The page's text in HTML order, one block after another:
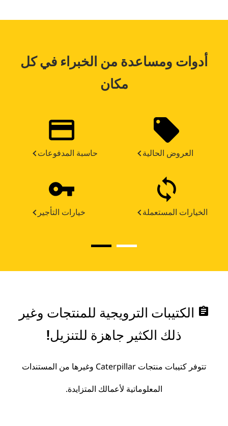
أدوات ومساعدة من الخبراء في كل
مكان
حاسبة المدفوعات العروض الحالية
خيارات التأجير الخيارات المستعملة
assignment الكتيبات الترويجية للمنتجات وغير
ذلك الكثير جاهزة للتنزيل!
تتوفر كتيبات منتجات Caterpillar وغيرها من المستندات
المعلوماتية لأعمالك المتزايدة.